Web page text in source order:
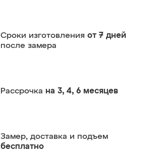
Сроки изготовления от 7 дней
после замера
Рассрочка на 3, 4, 6 месяцев
Замер, доставка и подъем
бесплатно